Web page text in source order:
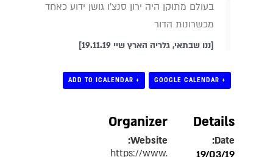
בעולם מתוקן היה ירון סנצ'ו גושן ידוע כאחד
מכשרונות הדור
[ננו שבתאי, גלריה הארץ שיי 19.11.19]
+ GOOGLE CALENDAR
+ ADD TO ICALENDAR
Details
Date:
Organizer
Website:
https://www.